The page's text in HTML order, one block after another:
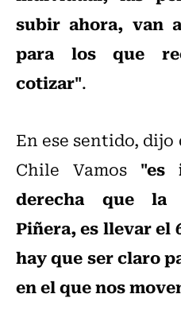
subir ahora, van
para los que
cotizar".
En ese sentido,
Chile Vamos "es
derecha que la
Piñera, es llevar el
hay que ser claro
en el que nos